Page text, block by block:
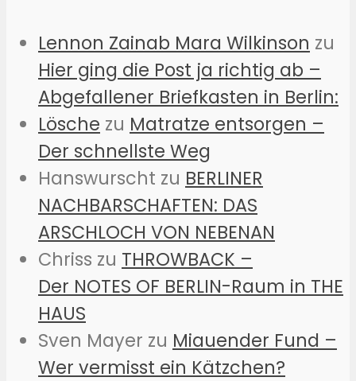
Lennon Zainab Mara Wilkinson zu
Hier ging die Post ja richtig ab –
Abgefallener Briefkasten in Berlin:
Lösche zu Matratze entsorgen –
Der schnellste Weg
Hanswurscht zu BERLINER
NACHBARSCHAFTEN: DAS
ARSCHLOCH VON NEBENAN
Chriss zu THROWBACK –
Der NOTES OF BERLIN-Raum in THE
HAUS
Sven Mayer zu Miauender Fund –
Wer vermisst ein Kätzchen?